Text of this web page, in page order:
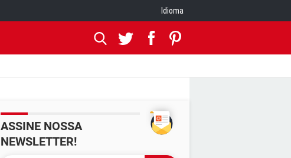
Idioma
ASSINE NOSSA
NEWSLETTER!